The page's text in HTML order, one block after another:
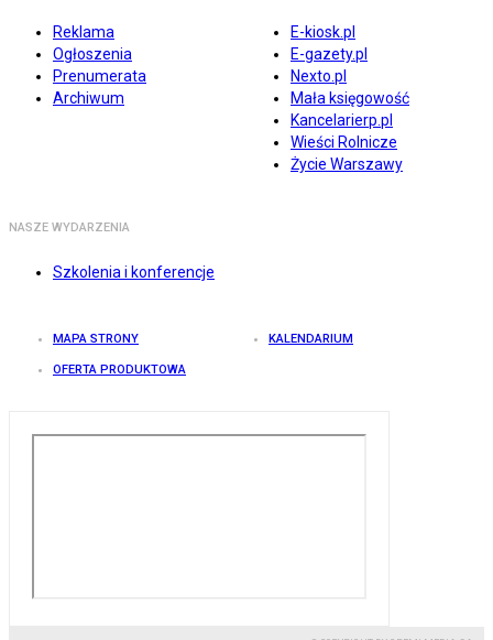
Reklama
Ogłoszenia
Prenumerata
Archiwum
E-kiosk.pl
E-gazety.pl
Nexto.pl
Mała księgowość
Kancelarierp.pl
Wieści Rolnicze
Życie Warszawy
NASZE WYDARZENIA
Szkolenia i konferencje
MAPA STRONY KALENDARIUM
OFERTA PRODUKTOWA